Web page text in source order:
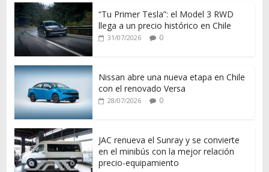
“Tu Primer Tesla”: el Model 3 RWD
llega a un precio histórico en Chile
31/07/2026 0
Nissan abre una nueva etapa en Chile
con el renovado Versa
28/07/2026 0
JAC renueva el Sunray y se convierte
en el minibús con la mejor relación
precio-equipamiento